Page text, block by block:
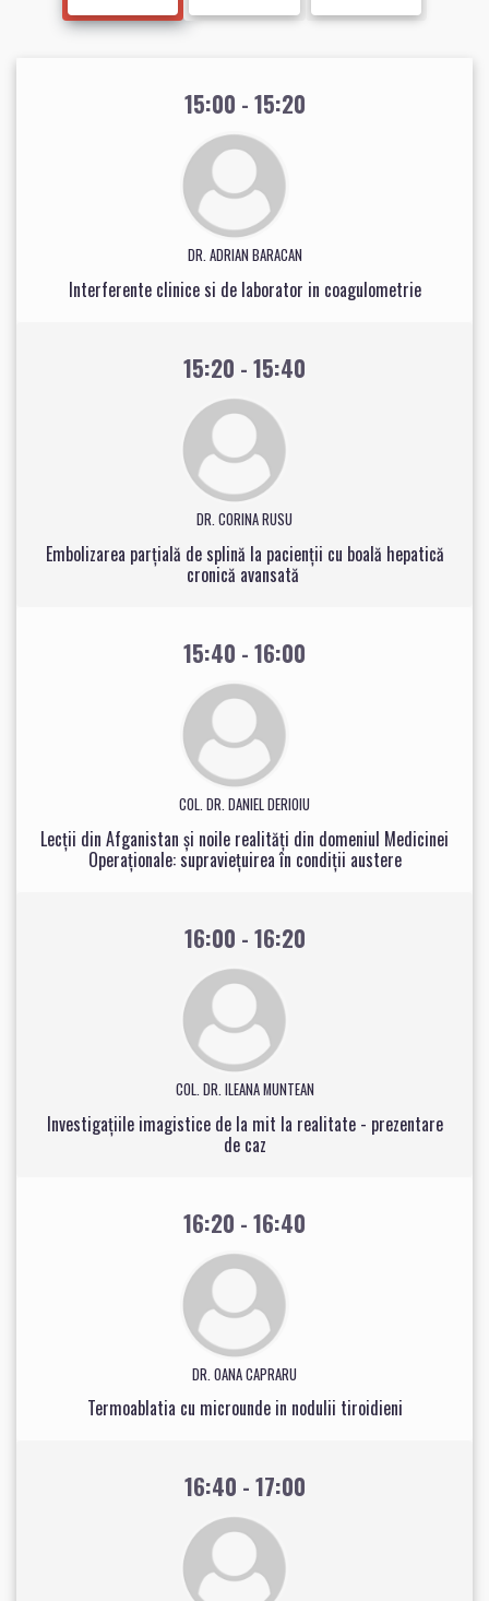
15:00 - 15:20
DR. ADRIAN BARACAN
Interferente clinice si de laborator in coagulometrie
15:20 - 15:40
DR. CORINA RUSU
Embolizarea parțială de splină la pacienții cu boală hepatică
cronică avansată
15:40 - 16:00
COL. DR. DANIEL DERIOIU
Lecții din Afganistan și noile realități din domeniul Medicinei
Operaționale: supraviețuirea în condiții austere
16:00 - 16:20
COL. DR. ILEANA MUNTEAN
Investigațiile imagistice de la mit la realitate - prezentare
de caz
16:20 - 16:40
DR. OANA CAPRARU
Termoablatia cu microunde in nodulii tiroidieni
16:40 - 17:00